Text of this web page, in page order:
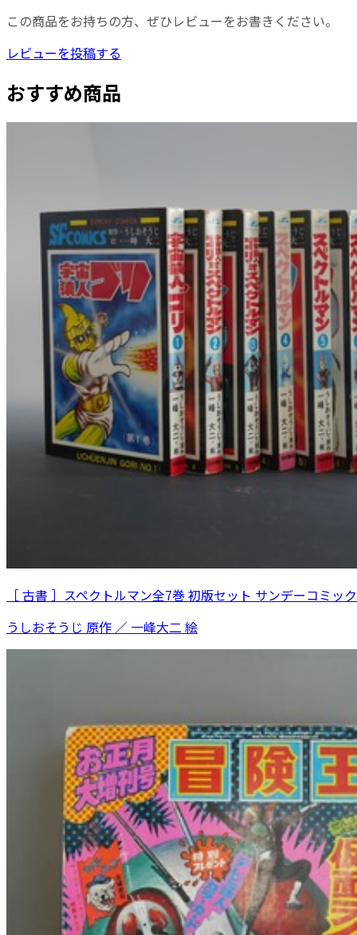
この商品をお持ちの方、ぜひレビューをお書きください。
レビューを投稿する
おすすめ商品
［ 古書 ］スペクトルマン全7巻 初版セット サンデーコミッ
うしおそうじ 原作 ／ 一峰大二 絵